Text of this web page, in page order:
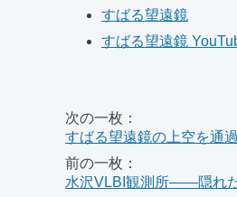
すばる望遠鏡
すばる望遠鏡
次の一枚：
すばる望遠鏡の上空を通
前の一枚：
水沢VLBI観測所――隠れ